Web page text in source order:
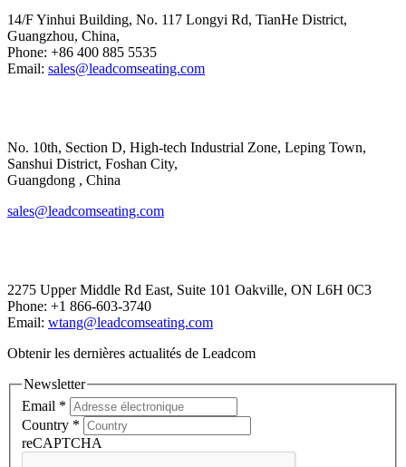
14/F Yinhui Building, No. 117 Longyi Rd, TianHe District,
Guangzhou, China,
Phone: +86 400 885 5535
Email: sales@leadcomseating.com
No. 10th, Section D, High-tech Industrial Zone, Leping Town,
Sanshui District, Foshan City,
​​​​​​​Guangdong , China
sales@leadcomseating.com
2275 Upper Middle Rd East, Suite 101 Oakville, ON L6H 0C3
Phone: +1 866-603-3740
Email: wtang@leadcomseating.com
Obtenir les dernières actualités de Leadcom
Newsletter
Email *
Country *
reCAPTCHA